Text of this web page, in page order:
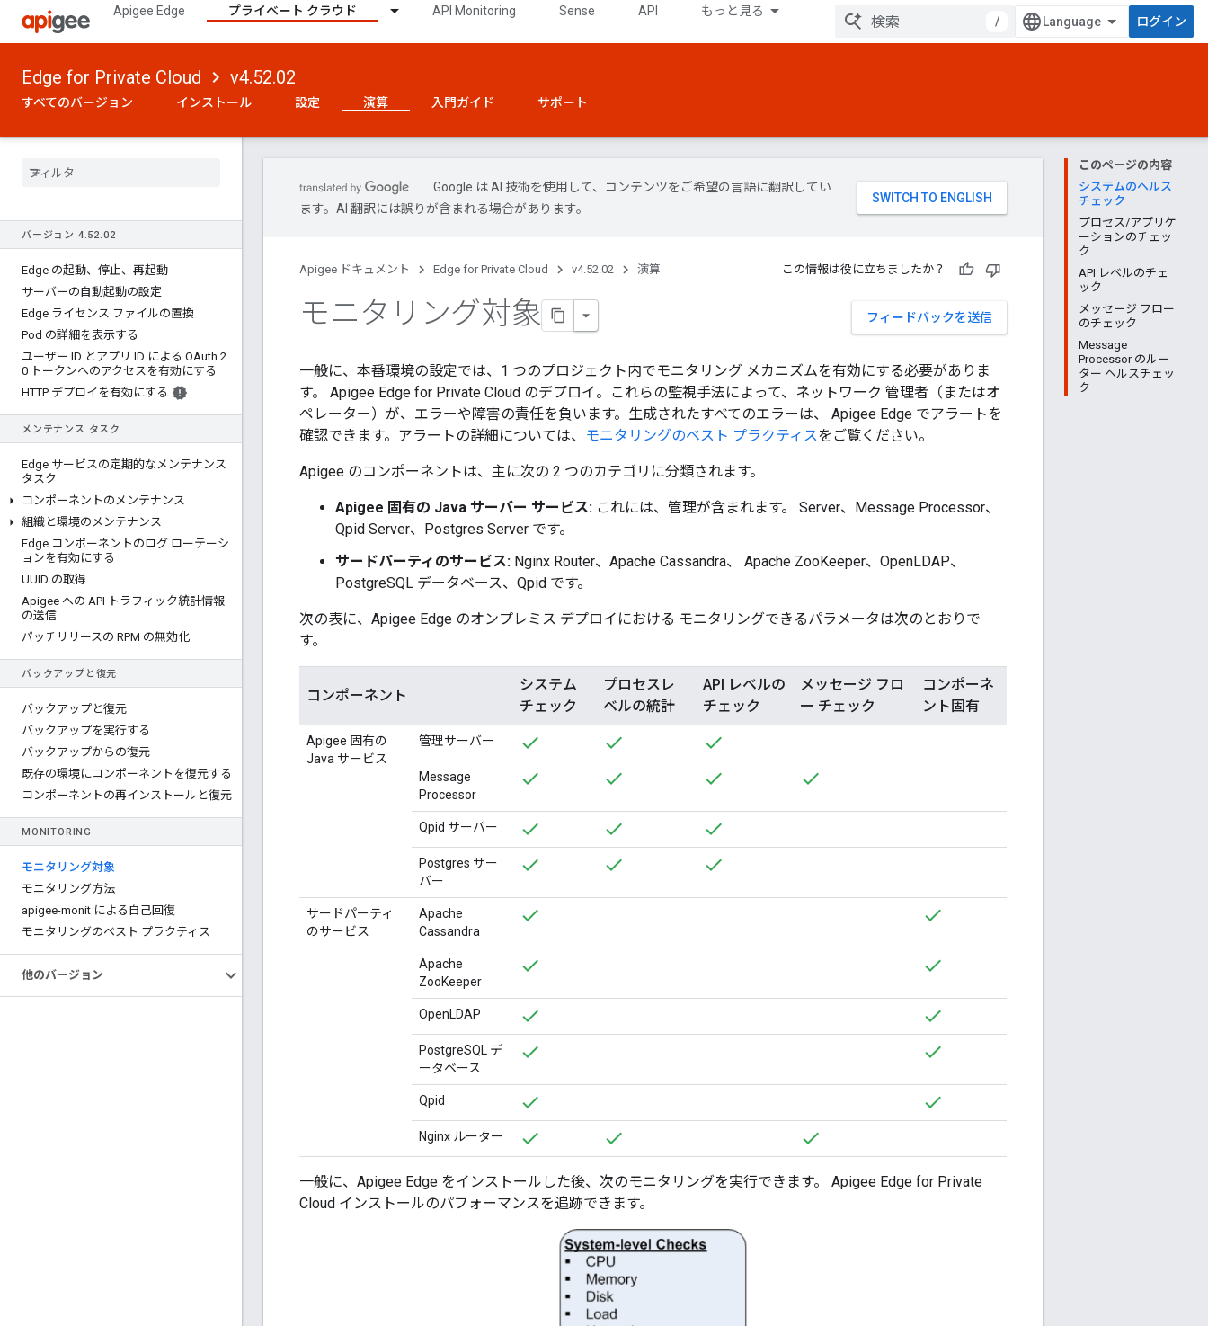
Apigee Edge プライベート クラウド API Monitoring Sense API もっと見る
/ ログイン
Edge for Private Cloud v4.52.02
すべてのバージョン インストール 設定 演算 入門ガイド サポート
バージョン 4.52.02
Edge の起動、停止、再起動
サーバーの自動起動の設定
Edge ライセンス ファイルの置換
Pod の詳細を表示する
ユーザー ID とアプリ ID による OAuth 2.
0 トークンへのアクセスを有効にする
HTTP デプロイを有効にする
メンテナンス タスク
Edge サービスの定期的なメンテナンス
タスク
コンポーネントのメンテナンス
組織と環境のメンテナンス
Edge コンポーネントのログ ローテーシ
ョンを有効にする
UUID の取得
Apigee への API トラフィック統計情報
の送信
パッチリリースの RPM の無効化
バックアップと復元
バックアップと復元
バックアップを実行する
バックアップからの復元
既存の環境にコンポーネントを復元する
コンポーネントの再インストールと復元
MONITORING
モニタリング対象
モニタリング方法
apigee-monit による自己回復
モニタリングのベスト プラクティス
他のバージョン
このページの内容
システムのヘルス
チェック
プロセス/アプリケ
ーションのチェッ
ク
API レベルのチェ
ック
メッセージ フロー
のチェック
Message
Processor のルー
ター ヘルスチェッ
ク
Google は AI 技術を使用して、コンテンツをご希望の言語に翻訳してい
ます。AI 翻訳には誤りが含まれる場合があります。
Apigee ドキュメント Edge for Private Cloud v4.52.02 演算 この情報は役に立ちましたか？
フィードバックを送信
モニタリング対象
一般に、本番環境の設定では、1 つのプロジェクト内でモニタリング メカニズムを有効にする必要がありま
す。 Apigee Edge for Private Cloud のデプロイ。これらの監視手法によって、ネットワーク 管理者（またはオ
ペレーター）が、エラーや障害の責任を負います。生成されたすべてのエラーは、 Apigee Edge でアラートを
確認できます。アラートの詳細については、
モニタリングのベスト プラクティスをご覧ください。
Apigee のコンポーネントは、主に次の 2 つのカテゴリに分類されます。
Apigee 固有の Java サーバー サービス: これには、管理が含まれます。 Server、Message Processor、
Qpid Server、Postgres Server です。
サードパーティのサービス: Nginx Router、Apache Cassandra、 Apache ZooKeeper、OpenLDAP、
PostgreSQL データベース、Qpid です。
次の表に、Apigee Edge のオンプレミス デプロイにおける モニタリングできるパラメータは次のとおりで
す。
コンポーネント
システム
チェック
プロセスレ
ベルの統計
API レベルの
チェック
メッセージ フロ
ー チェック
コンポーネ
ント固有
Apigee 固有の
Java サービス
管理サーバー
Message
Processor
Qpid サーバー
Postgres サー
バー
サードパーティ
のサービス
Apache
Cassandra
Apache
ZooKeeper
OpenLDAP
PostgreSQL デ
ータベース
Qpid
Nginx ルーター
一般に、Apigee Edge をインストールした後、次のモニタリングを実行できます。 Apigee Edge for Private
Cloud インストールのパフォーマンスを追跡できます。